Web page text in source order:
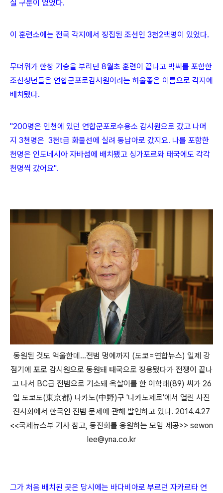
실 구분이 없었다.
이 훈련소에는 전국 각지에서 징집된 조선인 3천2백명이 있었다.
무더위가 한창 기승을 부리던 8월초 훈련이 끝나고 박씨를 포함한
조선청년들은 연합군포로감시원이라는 허울좋은 이름으로 각지에
배치됐다.
"200명은 인천에 있던 연합군포로수용소 감시원으로 갔고 나머
지 3천명은 3천t급 화물선에 실려 동남아로 갔지요. 나를 포함한
천명은 인도네시아 자바섬에 배치됐고 싱가포르와 태국에도 각각
천명씩 갔어요".
동원된 것도 억울한데…전범 멍에까지 (도쿄=연합뉴스) 일제 강
점기에 포로 감시원으로 동원돼 태국으로 징용됐다가 전쟁이 끝나
고 나서 BC급 전범으로 기소돼 옥살이를 한 이학래(89) 씨가 26
일 도쿄도(東京都) 나카노(中野)구 '나카노제로'에서 열린 사진
전시회에서 한국인 전범 문제에 관해 발언하고 있다. 2014.4.27
<<국제뉴스부 기사 참고, 동진회를 응원하는 모임 제공>> sewon
lee@yna.co.kr
그가 처음 배치된 곳은 당시에는 바다비아로 부르던 자카르타 연